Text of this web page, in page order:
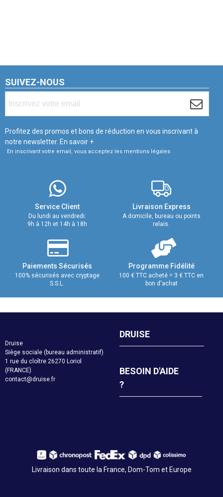
SUIVEZ-NOUS
Profitez des promos et bons de réduction en vous inscrivant à
notre newsletter. En savoir +
En inscrivant votre email, vous acceptez les mentions légales
Service Client
Du lundi au vendredi:
9h à 12h et 14h à 18h
Livraison Express
A domicile, bureau ou points
relais.
Paiements Sécurisés
100% sécurisés avec cryptage
S.S.L.
Programme Fidélité
100 € TTC acheté = 3 € TTC en
bon d'achat
Druise
Siège sociale (bureau administratif)
1 rue du cloître 26270 Loriol
(FRANCE)
contact@druise.fr
DRUISE
BESOIN D'AIDE
?
Livraison dans toute la France, Dom-Tom et Europe